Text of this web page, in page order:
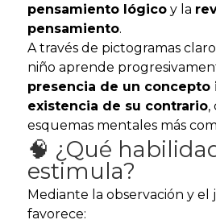
pensamiento lógicoy la
pensamiento.
A través de pictogramas
niño aprende
presencia de un concepto
existencia de su contrario,
esquemas mentales más
🧠 ¿Qué
estimula?
Mediante la observación y el
favorece: